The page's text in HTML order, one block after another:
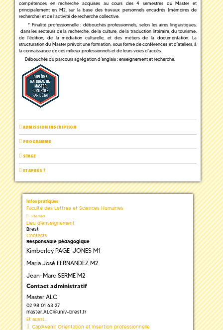
compétences en recherche acquises au cours des 4 semestres du Master et
principalement en M2, sur la base des travaux personnels encadrés (mémoires de
recherche) et de l’activité de recherche collective.
* Finalité professionnelle : débouchés professionnels, selon les aires linguistiques,
dans les secteurs de la recherche, de la culture, de la traduction littéraire, du tourisme,
de l’édition, de la médiation culturelle, et des métiers de la documentation. La
structuration du Master prévoit une formation, sous forme de conférences et d’ateliers, à
la connaissance de ces milieux professionnels et de leurs voies d’accès.
Débouchés du parcours agrégation d’anglais : enseignement et recherche.
ADMISSION INSCRIPTION
PROGRAMME
STAGE
ET APRÈS ?
Infos pratiques
Faculté des Lettres et Sciences Humaines
Site web
Lieu d'enseignement
Brest
Contacts
Responsable pédagogique
Kimberley PAGE-JONES M1
Maria José FERNANDEZ M2
Jean-Marc SERME M2
Contact administratif
Master ALC
02 98 01 63 27
master.ALC@univ-brest.fr
Et aussi...
Cap'Avenir Orientation et Insertion professionnelle